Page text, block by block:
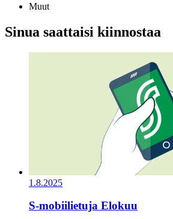
Muut
Sinua saattaisi kiinnostaa
1.8.2025
S-mobiilietuja Elokuu